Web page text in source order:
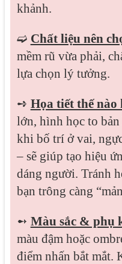
khảnh.
➫ Chất liệu nên
mềm rũ vừa phải,
lựa chọn lý tưởng.
➺ Họa tiết thế nào
lớn, hình học to bản
khi bố trí ở vai,
– sẽ giúp tạo hiệu
dáng người. Tránh
bạn trông càng
➻ Màu sắc & phụ
màu đậm hoặc
điểm nhấn bắt mắt.